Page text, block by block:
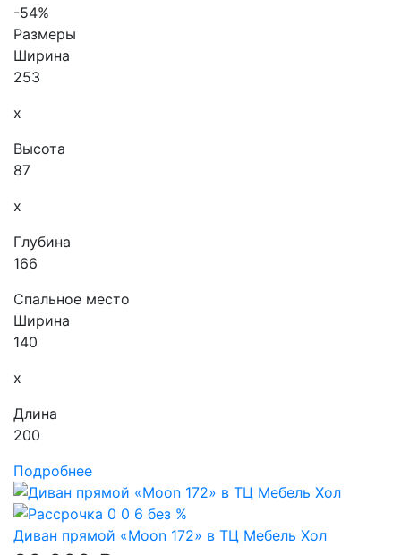
-54%
Размеры
Ширина
253
x
Высота
87
x
Глубина
166
Спальное место
Ширина
140
x
Длина
200
Подробнее
Диван прямой «Moon 172» в ТЦ Мебель Хол